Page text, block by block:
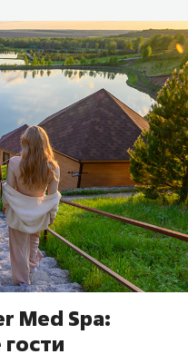
Med Spa: